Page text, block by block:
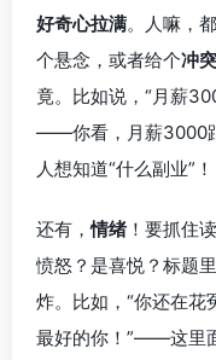
好奇心拉满。人嘛，
个悬念，或者给个冲
竟。比如说，“月薪
——你看，月薪3000
人想知道“什么副业”！
还有，情绪 ！要抓住
愤怒？是喜悦？标题
炸。比如，“你还在花
最好的你！”——这里